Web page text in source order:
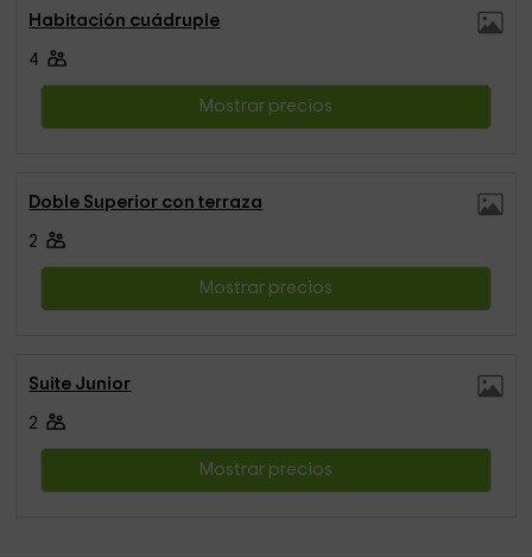
Habitación cuádruple
4
Mostrar precios
Doble Superior con terraza
2
Mostrar precios
Suite Junior
2
Mostrar precios